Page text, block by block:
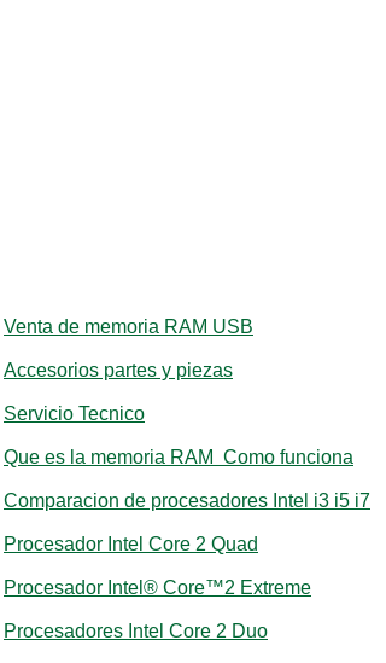
Venta de memoria RAM USB
Accesorios partes y piezas
Servicio Tecnico
Que es la memoria RAM Como funciona
Comparacion de procesadores Intel i3 i5 i7
Procesador Intel Core 2 Quad
Procesador Intel® Core™2 Extreme
Procesadores Intel Core 2 Duo